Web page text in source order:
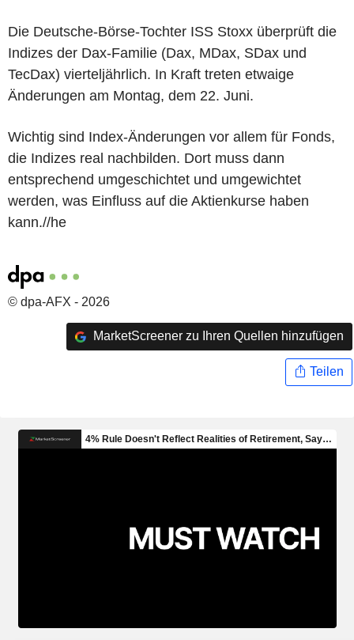
Die Deutsche-Börse-Tochter ISS Stoxx überprüft die
Indizes der Dax-Familie (Dax, MDax, SDax und
TecDax) vierteljährlich. In Kraft treten etwaige
Änderungen am Montag, dem 22. Juni.
Wichtig sind Index-Änderungen vor allem für Fonds,
die Indizes real nachbilden. Dort muss dann
entsprechend umgeschichtet und umgewichtet
werden, was Einfluss auf die Aktienkurse haben
kann.//he
© dpa-AFX - 2026
MarketScreener zu Ihren Quellen hinzufügen
Teilen